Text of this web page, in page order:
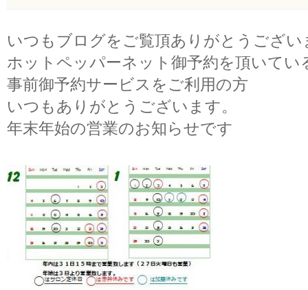
いつもブログをご覧頂ありがとうござい
ホットペッパーネット御予約を頂いてい
事前御予約サービスをご利用の方
いつもありがとうございます。
年末年始の営業のお知らせです